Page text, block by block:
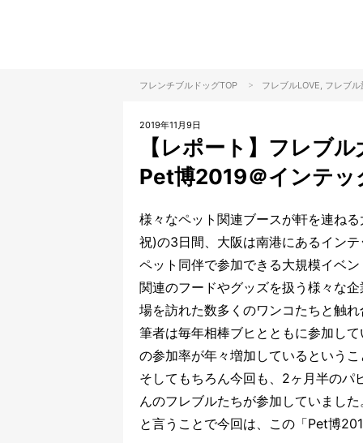
フレンチブルドッグTOP > フレブルLOVE, フレブル
2019年11月9日
【レポート】フレブ
Pet博2019＠インテッ
様々なペット関連ブースが軒を連ね
祝)の3日間、大阪は南港にあるイン
ペット同伴で参加できる大規模イベ
関連のフードやグッズを扱う様々な
場を訪れた数多くのワンコたちと触
筆者は毎年相棒ブヒとともに参加し
の参加率が年々増加しているというこ
そしてもちろん今回も、2ヶ月半のパ
んのフレブルたちが参加していました
と言うことで今回は、この「Pet博